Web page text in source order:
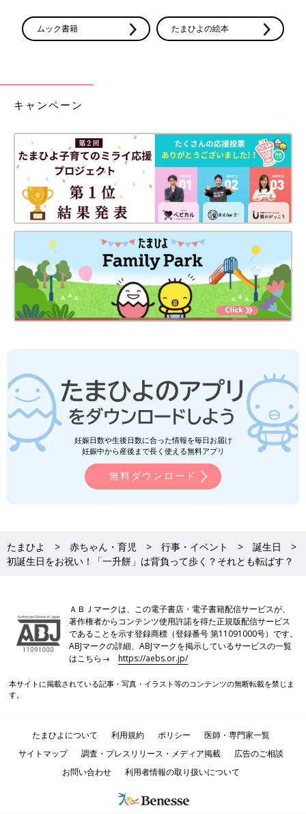
ムック書籍 たまひよの絵本
キャンペーン
妊娠日数や生後日数に合った情報を毎日お届け
妊娠中から産後まで長く使える無料アプリ
無料ダウンロード
たまひよ 赤ちゃん・育児 行事・イベント
誕生日
初誕生日をお祝い！「一升餅」は背負って歩く？それとも転ばす？
ＡＢＪマークは、この電子書店・電子書籍配信サービスが、
著作権者からコンテンツ使用許諾を得た正規版配信サービス
であることを示す登録商標（登録番号 第11091000号）です。
ABJマークの詳細、ABJマークを掲示しているサービスの一覧
はこちら→https://aebs.or.jp/
本サイトに掲載されている記事・写真・イラスト等のコンテンツの無断転載を禁じま
す。
たまひよについて 利用規約 ポリシー
医師・専門家一覧
サイトマップ
調査・プレスリリース・メディア掲載
広告のご相談
お問い合わせ
利用者情報の取り扱いについて